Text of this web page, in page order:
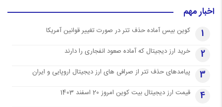
اخبار مهم
1 کوین بیس آماده حذف تتر در صورت تغییر قوانین آمریکا
2 خرید ارز دیجیتال که آماده صعود انفجاری را دارند
3 پیامدهای حذف تتر از صرافی های ارز دیجیتال اروپایی و ایران
4 قیمت ارز دیجیتال بیت کوین امروز 20 اسفند 1403